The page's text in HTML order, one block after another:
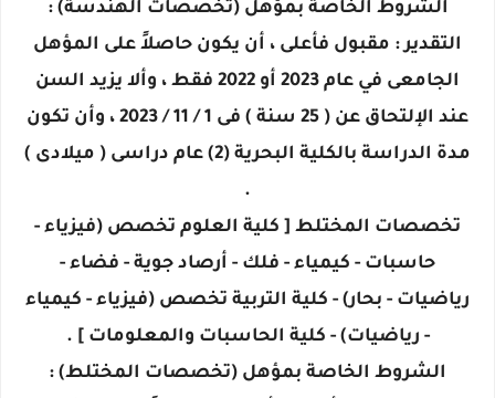
الشروط الخاصة بمؤهل (تخصصات الهندسة) :
التقدير : مقبول فأعلى ، أن يكون حاصلاً على المؤهل
الجامعى في عام 2023 أو 2022 فقط ، وألا يزيد السن
عند الإلتحاق عن ( 25 سنة ) فى 1 / 11 / 2023 ، وأن تكون
مدة الدراسة بالكلية البحرية (2) عام دراسى ( ميلادى )
.
تخصصات المختلط [ كلية العلوم تخصص (فيزياء -
حاسبات - كيمياء - فلك - أرصاد جوية - فضاء -
رياضيات - بحار) - كلية التربية تخصص (فيزياء - كيمياء
- رياضيات) - كلية الحاسبات والمعلومات ] .
الشروط الخاصة بمؤهل (تخصصات المختلط) :